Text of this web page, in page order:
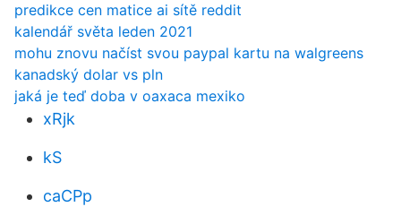
predikce cen matice ai sítě reddit
kalendář světa leden 2021
mohu znovu načíst svou paypal kartu na walgreens
kanadský dolar vs pln
jaká je teď doba v oaxaca mexiko
xRjk
kS
caCPp